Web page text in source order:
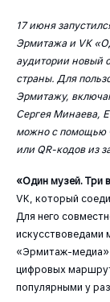
17 июня
Эрмитажа и VK
аудитории новый
страны. Для
Эрмитажу,
Сергея Минаева,
можно с помощью
или QR-кодов из
«Один музей. Три
VK, который
Для него
искусствоведами
«Эрмитаж-медиа»
цифровых
популярными у